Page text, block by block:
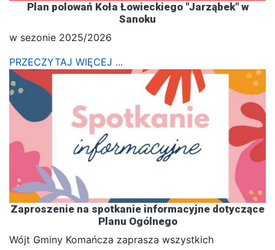
Plan polowań Koła Łowieckiego "Jarząbek" w
Sanoku
w sezonie 2025/2026
PRZECZYTAJ WIĘCEJ ...
Zaproszenie na spotkanie informacyjne dotyczące
Planu Ogólnego
Wójt Gminy Komańcza zaprasza wszystkich